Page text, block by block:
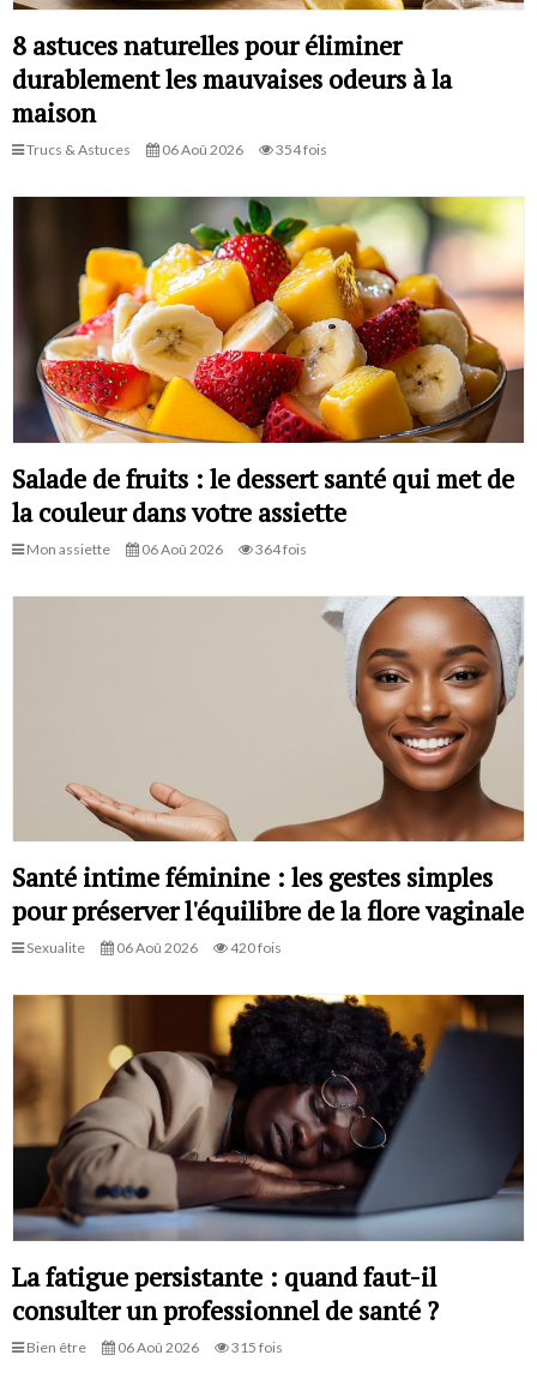
8 astuces naturelles pour éliminer
durablement les mauvaises odeurs à la
maison
Trucs & Astuces 06 Aoû 2026 354 fois
Salade de fruits : le dessert santé qui met de
la couleur dans votre assiette
Mon assiette 06 Aoû 2026 364 fois
Santé intime féminine : les gestes simples
pour préserver l'équilibre de la flore vaginale
Sexualite 06 Aoû 2026 420 fois
La fatigue persistante : quand faut-il
consulter un professionnel de santé ?
Bien être 06 Aoû 2026 315 fois